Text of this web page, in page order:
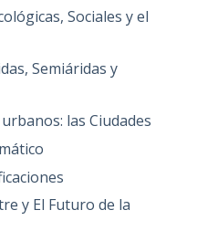
Sociales y el
Semiáridas y
las Ciudades
y El Futuro de la